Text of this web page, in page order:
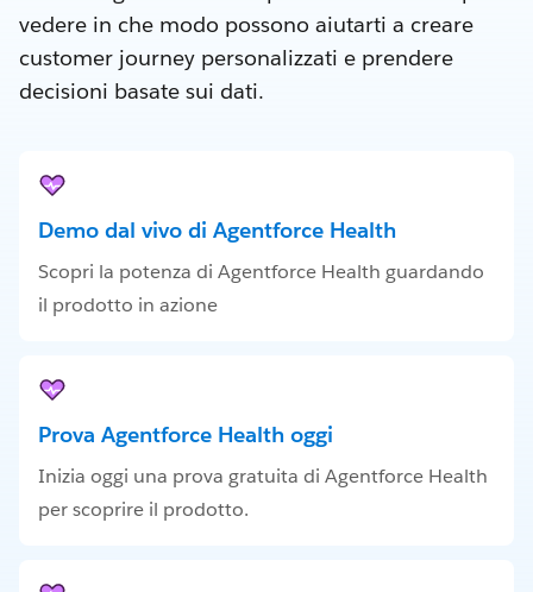
vedere in che modo possono aiutarti a creare
customer journey personalizzati e prendere
decisioni basate sui dati.
Demo dal vivo di Agentforce Health
Scopri la potenza di Agentforce Health guardando
il prodotto in azione
Prova Agentforce Health oggi
Inizia oggi una prova gratuita di Agentforce Health
per scoprire il prodotto.